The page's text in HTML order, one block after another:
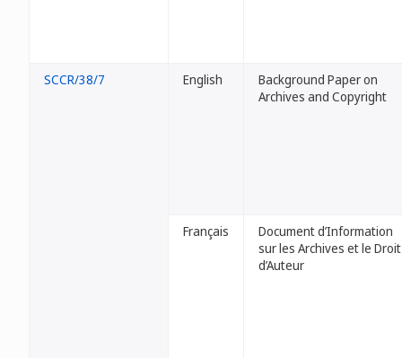
SCCR/38/7 English
Background Paper on
Archives and Copyright
Français
Document d’Information
sur les Archives et le Droit
d’Auteur